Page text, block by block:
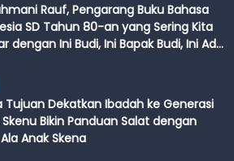
Rauf, Pengarang Buku Bahasa
SD Tahun 80-an yang Sering Kita
dengan Ini Budi, Ini Bapak Budi, Ini Adik
Tujuan Dekatkan Ibadah ke Generasi
Bikin Panduan Salat dengan
Anak Skena